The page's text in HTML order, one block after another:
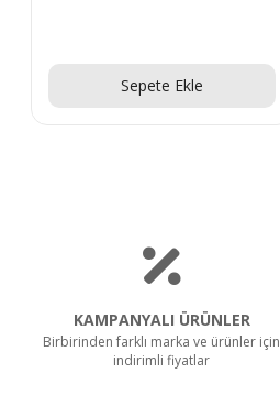
Sepete Ekle
KAMPANYALI ÜRÜNLER
Birbirinden farklı marka ve ürünler için
indirimli fiyatlar